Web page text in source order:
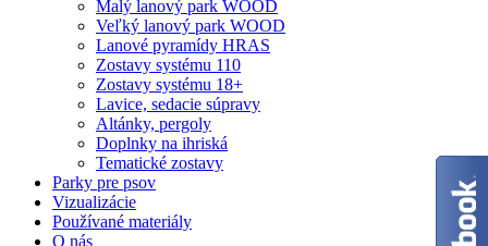
Malý lanový park WOOD
Veľký lanový park WOOD
Lanové pyramídy HRAS
Zostavy systému 110
Zostavy systému 18+
Lavice, sedacie súpravy
Altánky, pergoly
Doplnky na ihriská
Tematické zostavy
Parky pre psov
Vizualizácie
Používané materiály
O nás